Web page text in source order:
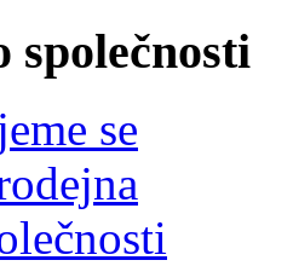
společnosti
se